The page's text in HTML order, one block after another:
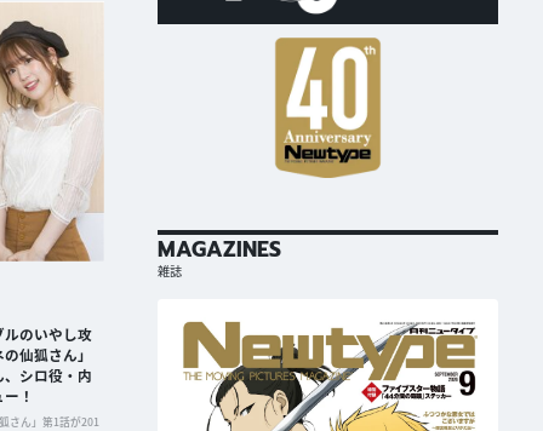
のいやし攻
仙狐さん」
シロ役・内
！
さん」第1話が201
MAGAZINES
雑誌